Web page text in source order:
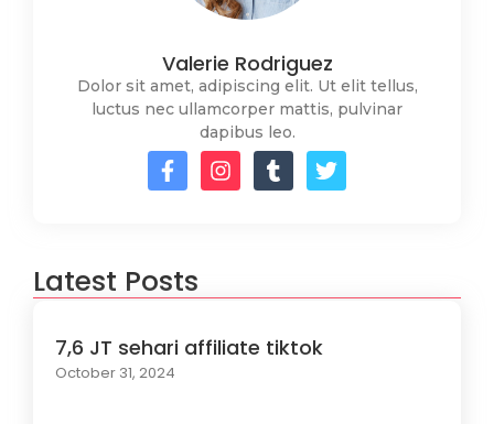
Valerie Rodriguez
Dolor sit amet, adipiscing elit. Ut elit tellus,
luctus nec ullamcorper mattis, pulvinar
dapibus leo.
Latest Posts
7,6 JT sehari affiliate tiktok
October 31, 2024